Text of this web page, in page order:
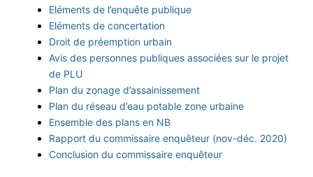
Eléments de l’enquête publique
Eléments de concertation
Droit de préemption urbain
Avis des personnes publiques associées sur le projet
de PLU
Plan du zonage d’assainissement
Plan du réseau d’eau potable zone urbaine
Ensemble des plans en NB
Rapport du commissaire enquêteur (nov-déc. 2020)
Conclusion du commissaire enquêteur